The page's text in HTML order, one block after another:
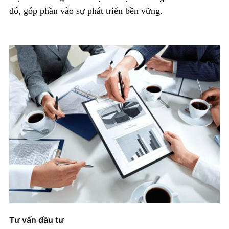
+ Mở nhóm...
đó, góp phần vào sự phát triển bền vững.
Tư vấn đầu tư